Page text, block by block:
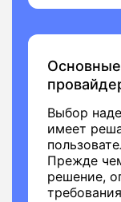
Выбор
имеет
Прежде
решение,